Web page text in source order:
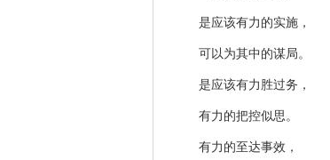
是应该有力的实施，
可以为其中的谋局。
是应该有力胜过务，
有力的把控似思。
有力的至达事效，